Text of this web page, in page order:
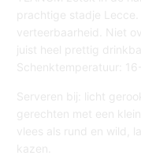
prachtige stadje
verteerbaarheid. Niet
juist heel prettig
Schenktemperatuur: 16-
Serveren bij: licht
gerechten met een
vlees als rund en wild,
kazen.